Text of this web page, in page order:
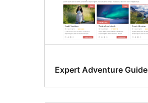
Expert Adventure Guide